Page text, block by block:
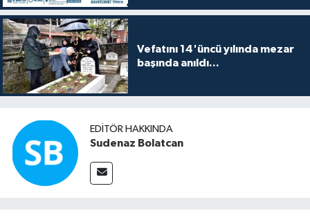
Vefatını 14'üncü yılında mezar
başında anıldı...
EDITÖR HAKKINDA
Sudenaz Bolatcan